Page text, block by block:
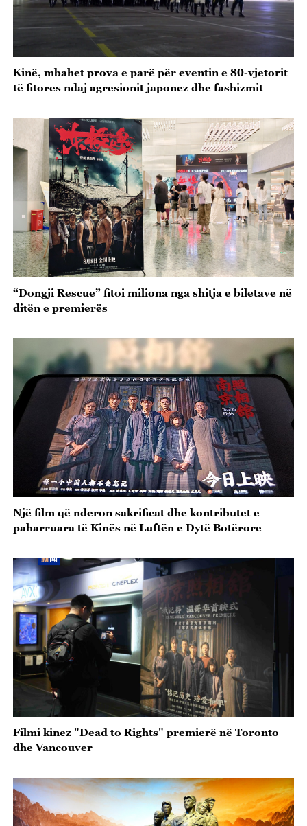
Kinë, mbahet prova e parë për eventin e 80-vjetorit
të fitores ndaj agresionit japonez dhe fashizmit
“Dongji Rescue” fitoi miliona nga shitja e biletave në
ditën e premierës
Një film që nderon sakrificat dhe kontributet e
paharruara të Kinës në Luftën e Dytë Botërore
Filmi kinez "Dead to Rights" premierë në Toronto
dhe Vancouver